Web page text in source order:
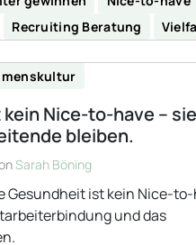
Recruiting Beratung
Nice-to-have – sie
bleiben.
Sarah Böning
Gesundheit ist kein Nice-to-
und das